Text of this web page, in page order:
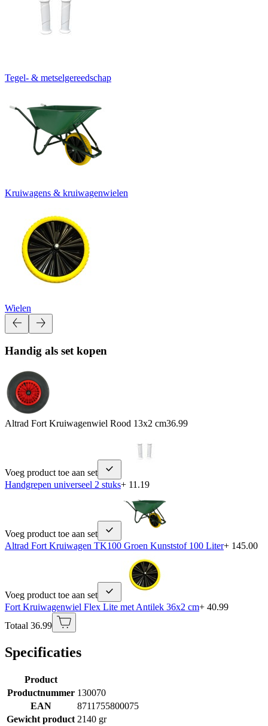
Tegel- & metselgereedschap
Kruiwagens & kruiwagenwielen
Wielen
Handig als set kopen
Altrad Fort Kruiwagenwiel Rood 13x2 cm36.99
Voeg product toe aan set
Handgrepen universeel 2 stuks+ 11.19
Voeg product toe aan set
Altrad Fort Kruiwagen TK100 Groen Kunststof 100 Liter+ 145.00
Voeg product toe aan set
Fort Kruiwagenwiel Flex Lite met Antilek 36x2 cm+ 40.99
Totaal 36.99
Specificaties
Product
Productnummer 130070
EAN
8711755800075
Gewicht product 2140 gr